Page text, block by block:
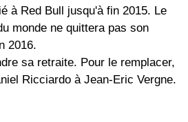
à Red Bull jusqu'à fin 2015. Le
monde ne quittera pas son
2016.
sa retraite. Pour le remplacer,
Ricciardo à Jean-Eric Vergne.